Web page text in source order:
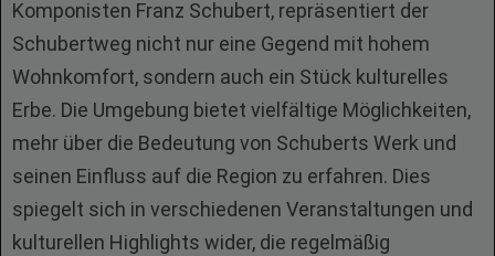
Komponisten Franz Schubert, repräsentiert der
Schubertweg nicht nur eine Gegend mit hohem
Wohnkomfort, sondern auch ein Stück kulturelles
Erbe. Die Umgebung bietet vielfältige Möglichkeiten,
mehr über die Bedeutung von Schuberts Werk und
seinen Einfluss auf die Region zu erfahren. Dies
spiegelt sich in verschiedenen Veranstaltungen und
kulturellen Highlights wider, die regelmäßig